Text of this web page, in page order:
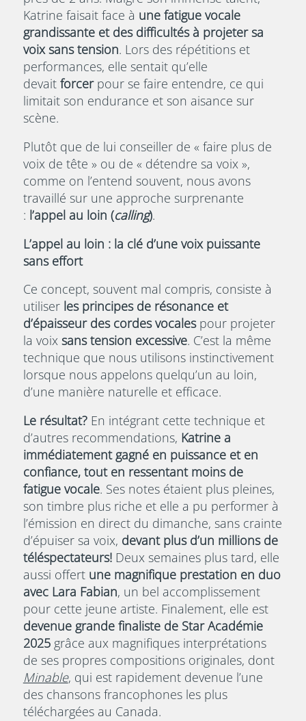
Katrine faisait face à une fatigue vocale
grandissante et des difficultés à projeter sa
voix sans tension. Lors des répétitions et
performances, elle sentait qu’elle
devait forcerpour se faire entendre, ce qui
limitait son endurance et son aisance sur
scène.
Plutôt que de lui conseiller de « faire plus de
voix de tête » ou de « détendre sa voix »,
comme on l’entend souvent, nous avons
travaillé sur une approche surprenante
: l’appel au loin (calling).
L’appel au loin : la clé d’une voix puissante
sans effort
Ce concept, souvent mal compris, consiste à
utiliser les principes de résonance et
d’épaisseur des cordes vocalespour projeter
la voix sans tension excessive. C’est la même
technique que nous utilisons instinctivement
lorsque nous appelons quelqu’un au loin,
d’une manière naturelle et efficace.
Le résultat?En intégrant cette technique et
d’autres recommendations, Katrine a
immédiatement gagné en puissance et en
confiance, tout en ressentant moins de
fatigue vocale. Ses notes étaient plus pleines,
son timbre plus riche et elle a pu performer à
l’émission en direct du dimanche, sans crainte
d’épuiser sa voix, devant plus d’un millions de
téléspectateurs!Deux semaines plus tard, elle
aussi offert une magnifique prestation en duo
avec Lara Fabian, un bel accomplissement
pour cette jeune artiste. Finalement, elle est
devenue grande finaliste de Star Académie
2025 grâce aux magnifiques interprétations
de ses propres compositions originales, dont
Minable, qui est rapidement devenue l’une
des chansons francophones les plus
téléchargées au Canada.